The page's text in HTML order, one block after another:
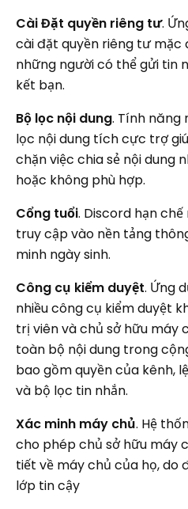
Cài Đặt quyền riêng tư.
cài đặt quyền riêng tư mặc
những người có thể gửi tin
kết bạn.
Bộ lọc nội dung. Tính năng
lọc nội dung tích cực trợ
chặn việc chia sẻ nội dung
hoặc không phù hợp.
Cổng tuổi. Discord hạn
truy cập vào nền tảng
minh ngày sinh.
Công cụ kiểm duyệt. Ứng
nhiều công cụ kiểm duyệt
trị viên và chủ sở hữu máy
toàn bộ nội dung trong
bao gồm quyền của kênh,
và bộ lọc tin nhắn.
Xác minh máy chủ. Hệ
cho phép chủ sở hữu máy
tiết về máy chủ của họ, do
lớp tin cậy